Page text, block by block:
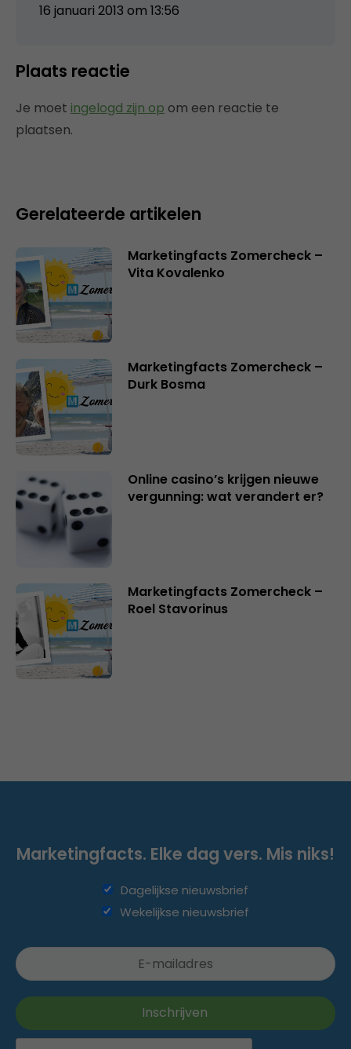
16 januari 2013 om 13:56
Plaats reactie
Je moet ingelogd zijn op om een reactie te
plaatsen.
Gerelateerde artikelen
Marketingfacts Zomercheck –
Vita Kovalenko
Marketingfacts Zomercheck –
Durk Bosma
Online casino’s krijgen nieuwe
vergunning: wat verandert er?
Marketingfacts Zomercheck –
Roel Stavorinus
Marketingfacts. Elke dag vers. Mis niks!
Dagelijkse nieuwsbrief
Wekelijkse nieuwsbrief